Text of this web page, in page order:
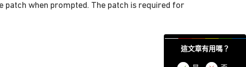
這文章有用嗎？
patch when prompted. The patch is required for